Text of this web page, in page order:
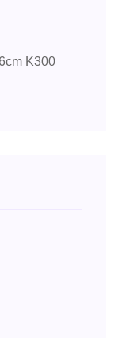
K300